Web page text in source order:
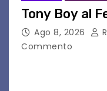
Tony Boy al
Ago 8, 2026
Commento